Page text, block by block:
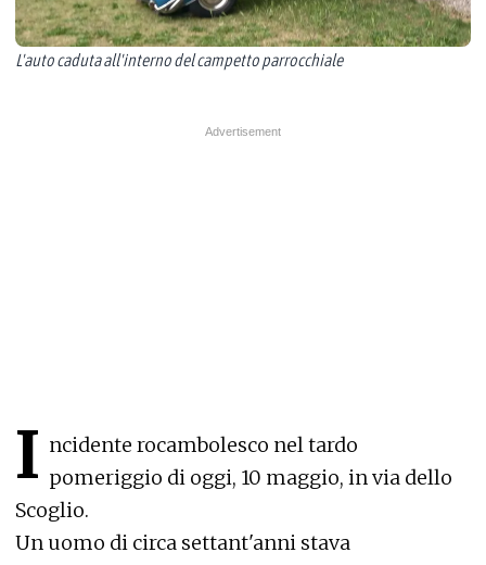
L'auto caduta all'interno del campetto parrocchiale
I ncidente rocambolesco nel tardo
pomeriggio di oggi, 10 maggio, in via dello
Scoglio.
Un uomo di circa settant'anni stava